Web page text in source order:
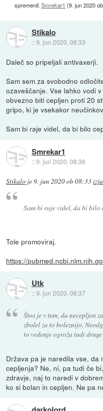
spremenil:Smrekar1 (9. jun 2020
Stikalo
::9. jun 2020, 08:33
Daleč so pripeljali antivaxerji.
Sam sem za svobodno
ozaveščanje. Vse lahko vodi
obvezno biti cepljen proti 20
gripo, ki je vsekakor
Sam bi raje videl, da bi bilo
Smrekar1
::9. jun 2020, 08:36
Stikalo je9. jun 2020 ob 08:33
Sam bi raje videl, da bi bilo
Tole promoviraj.
https://
Utk
::9. jun 2020, 08:37
Štos je v tem, da necepljen
zbolel za to boleznijo.
to vedenje ogroža tudi
Država pa je naredila vse, da
cepljenja? Ne, ni, pa tudi če
zdravje, naj to naredi v
ko si bolan in cepljen. Ne pa